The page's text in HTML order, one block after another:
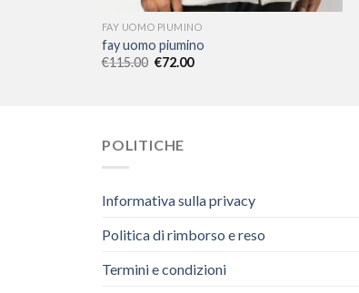
FAY UOMO PIUMINO
fay uomo piumino
€115.00 €72.00
POLITICHE
Informativa sulla privacy
Politica di rimborso e reso
Termini e condizioni